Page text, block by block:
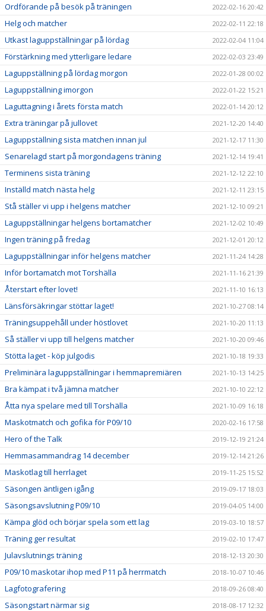
Ordförande på besök på träningen 2022-02-16 20:42
Helg och matcher 2022-02-11 22:18
Utkast laguppställningar på lördag 2022-02-04 11:04
Förstärkning med ytterligare ledare 2022-02-03 23:49
Laguppställning på lördag morgon 2022-01-28 00:02
Laguppställning imorgon 2022-01-22 15:21
Laguttagning i årets första match 2022-01-14 20:12
Extra träningar på jullovet 2021-12-20 14:40
Laguppställning sista matchen innan jul 2021-12-17 11:30
Senarelagd start på morgondagens träning 2021-12-14 19:41
Terminens sista träning 2021-12-12 22:10
Inställd match nästa helg 2021-12-11 23:15
Stå ställer vi upp i helgens matcher 2021-12-10 09:21
Laguppställningar helgens bortamatcher 2021-12-02 10:49
Ingen träning på fredag 2021-12-01 20:12
Laguppställningar inför helgens matcher 2021-11-24 14:28
Inför bortamatch mot Torshälla 2021-11-16 21:39
Återstart efter lovet! 2021-11-10 16:13
Länsförsäkringar stöttar laget! 2021-10-27 08:14
Träningsuppehåll under höstlovet 2021-10-20 11:13
Så ställer vi upp till helgens matcher 2021-10-20 09:46
Stötta laget - köp julgodis 2021-10-18 19:33
Preliminära laguppställningar i hemmapremiären 2021-10-13 14:25
Bra kämpat i två jämna matcher 2021-10-10 22:12
Åtta nya spelare med till Torshälla 2021-10-09 16:18
Maskotmatch och gofika för P09/10 2020-02-16 17:58
Hero of the Talk 2019-12-19 21:24
Hemmasammandrag 14 december 2019-12-14 21:26
Maskotlag till herrlaget 2019-11-25 15:52
Säsongen äntligen igång 2019-09-17 18:03
Säsongsavslutning P09/10 2019-04-05 14:00
Kämpa glöd och börjar spela som ett lag 2019-03-10 18:57
Träning ger resultat 2019-02-10 17:47
Julavslutnings träning 2018-12-13 20:30
P09/10 maskotar ihop med P11 på herrmatch 2018-10-07 10:46
Lagfotografering 2018-09-26 08:40
Säsongstart närmar sig 2018-08-17 12:32